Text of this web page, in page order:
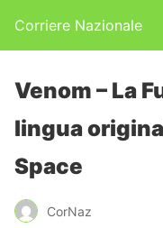
Corriere Nazionale
Venom – La
lingua
Space
CorNaz